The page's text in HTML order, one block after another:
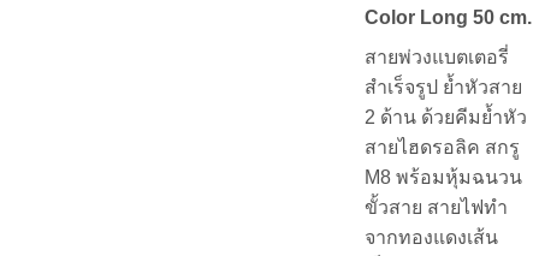
Color Long 50 cm.
สายพ่วงแบตเตอรี่
สำเร็จรูป ย้ำหัวสาย
2 ด้าน ด้วยคีมย้ำหัว
สายไฮดรอลิค สกรู
M8 พร้อมหุ้มฉนวน
ขั้วสาย สายไฟทำ
จากทองแดงเส้น